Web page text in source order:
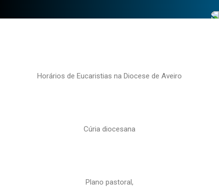
Horários de Eucaristias na Diocese de Aveiro
Cúria diocesana
Plano pastoral,